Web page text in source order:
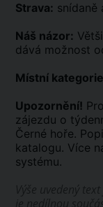
Strava: snídaně
Náš názor:
dává možnost
Místní
Upozornění!
zájezdu o
Černé hoře.
katalogu. Více
systému.